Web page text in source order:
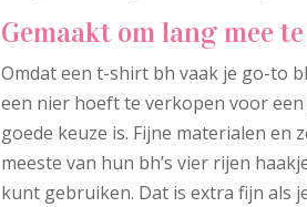
Gemaakt om lang mee
Omdat een t-shirt bh vaak je go-to
een nier hoeft te verkopen voor
goede keuze is. Fijne materialen en
meeste van hun bh’s vier rijen
kunt gebruiken. Dat is extra fijn als